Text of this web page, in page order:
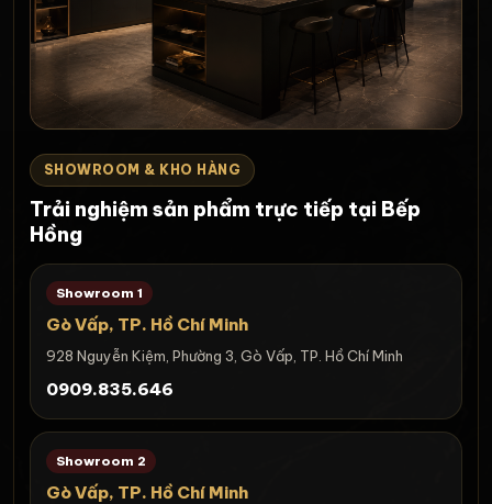
SHOWROOM & KHO HÀNG
Trải nghiệm sản phẩm trực tiếp tại Bếp
Hồng
Showroom 1
Gò Vấp, TP. Hồ Chí Minh
928 Nguyễn Kiệm, Phường 3, Gò Vấp, TP. Hồ Chí Minh
0909.835.646
Showroom 2
Gò Vấp, TP. Hồ Chí Minh